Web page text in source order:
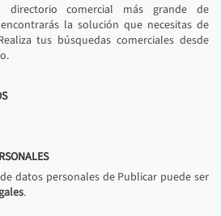
directorio comercial más grande de
la solución que necesitas de
tus búsquedas comerciales desde
datos personales de Publicar puede ser
.